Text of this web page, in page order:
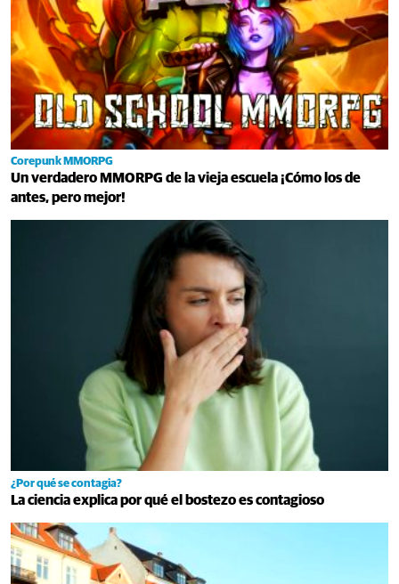
Corepunk MMORPG
Un verdadero MMORPG de la vieja escuela ¡Cómo los de
antes, pero mejor!
¿Por qué se contagia?
La ciencia explica por qué el bostezo es contagioso